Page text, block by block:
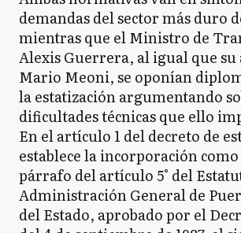
demandas del sector más duro
mientras que el Ministro de
Alexis Guerrera, al igual que su
Mario Meoni, se oponían
la estatización argumentando
dificultades técnicas que ello
En el artículo 1 del decreto de
establece la incorporación
párrafo del artículo 5° del
Administración General de
del Estado, aprobado por el